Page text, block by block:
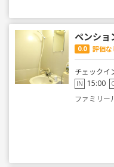
ペンショ
0.0 評価な
チェックイ
IN 15:00
ファミリ